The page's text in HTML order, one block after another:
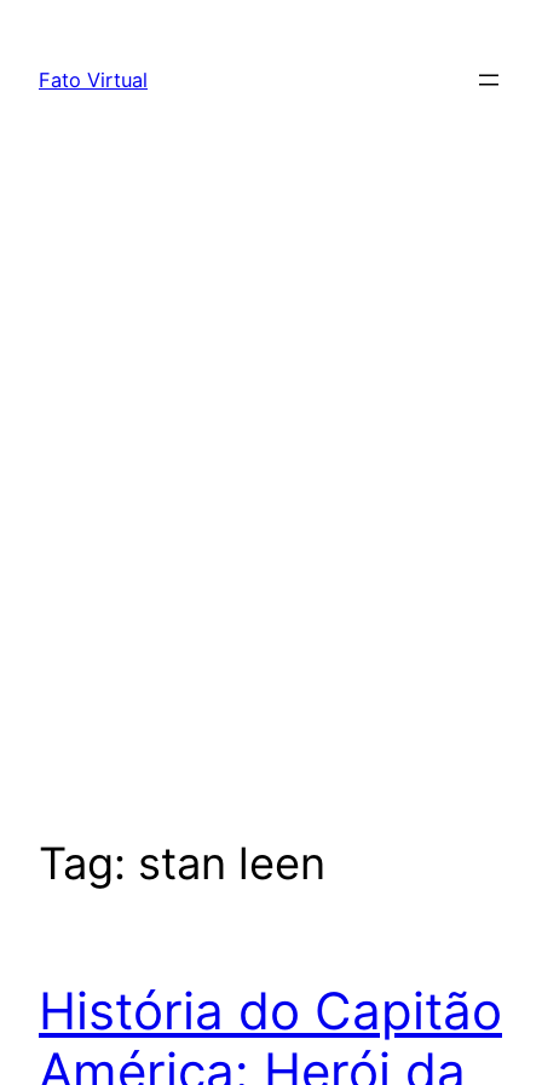
content
Fato Virtual
Tag: stan leen
História do Capitão
América: Herói da